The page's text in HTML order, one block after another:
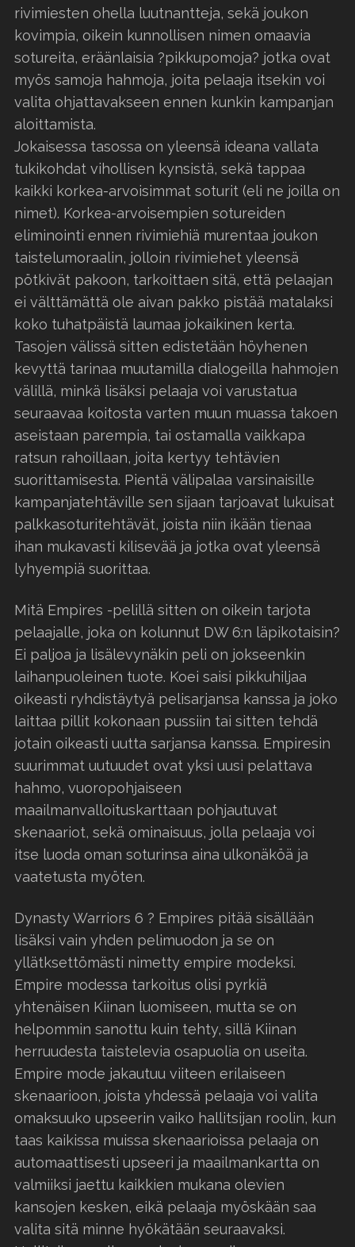
rivimiesten ohella luutnantteja, sekä joukon
kovimpia, oikein kunnollisen nimen omaavia
sotureita, eräänlaisia ?pikkupomoja? jotka ovat
myös samoja hahmoja, joita pelaaja itsekin voi
valita ohjattavakseen ennen kunkin kampanjan
aloittamista.
Jokaisessa tasossa on yleensä ideana vallata
tukikohdat vihollisen kynsistä, sekä tappaa
kaikki korkea-arvoisimmat soturit (eli ne joilla on
nimet). Korkea-arvoisempien sotureiden
eliminointi ennen rivimiehiä murentaa joukon
taistelumoraalin, jolloin rivimiehet yleensä
pötkivät pakoon, tarkoittaen sitä, että pelaajan
ei välttämättä ole aivan pakko pistää matalaksi
koko tuhatpäistä laumaa jokaikinen kerta.
Tasojen välissä sitten edistetään höyhenen
kevyttä tarinaa muutamilla dialogeilla hahmojen
välillä, minkä lisäksi pelaaja voi varustatua
seuraavaa koitosta varten muun muassa takoen
aseistaan parempia, tai ostamalla vaikkapa
ratsun rahoillaan, joita kertyy tehtävien
suorittamisesta. Pientä välipalaa varsinaisille
kampanjatehtäville sen sijaan tarjoavat lukuisat
palkkasoturitehtävät, joista niin ikään tienaa
ihan mukavasti kilisevää ja jotka ovat yleensä
lyhyempiä suorittaa.
Mitä Empires -pelillä sitten on oikein tarjota
pelaajalle, joka on kolunnut DW 6:n läpikotaisin?
Ei paljoa ja lisälevynäkin peli on jokseenkin
laihanpuoleinen tuote. Koei saisi pikkuhiljaa
oikeasti ryhdistäytyä pelisarjansa kanssa ja joko
laittaa pillit kokonaan pussiin tai sitten tehdä
jotain oikeasti uutta sarjansa kanssa. Empiresin
suurimmat uutuudet ovat yksi uusi pelattava
hahmo, vuoropohjaiseen
maailmanvalloituskarttaan pohjautuvat
skenaariot, sekä ominaisuus, jolla pelaaja voi
itse luoda oman soturinsa aina ulkonäköä ja
vaatetusta myöten.
Dynasty Warriors 6 ? Empires pitää sisällään
lisäksi vain yhden pelimuodon ja se on
yllätksettömästi nimetty empire modeksi.
Empire modessa tarkoitus olisi pyrkiä
yhtenäisen Kiinan luomiseen, mutta se on
helpommin sanottu kuin tehty, sillä Kiinan
herruudesta taistelevia osapuolia on useita.
Empire mode jakautuu viiteen erilaiseen
skenaarioon, joista yhdessä pelaaja voi valita
omaksuuko upseerin vaiko hallitsijan roolin, kun
taas kaikissa muissa skenaarioissa pelaaja on
automaattisesti upseeri ja maailmankartta on
valmiiksi jaettu kaikkien mukana olevien
kansojen kesken, eikä pelaaja myöskään saa
valita sitä minne hyökätään seuraavaksi.